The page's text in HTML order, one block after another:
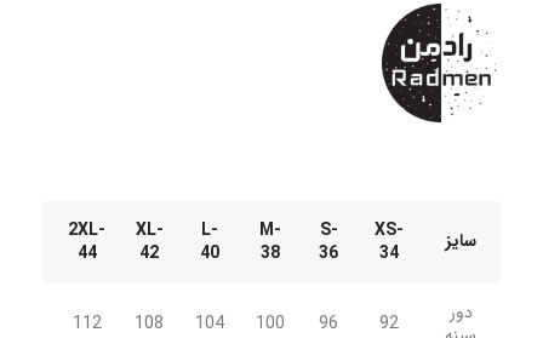
سایز
XS-
34
S-
36
M-
38
L-
40
XL-
42
2XL-
44
دور
92
96
100
104
108
112